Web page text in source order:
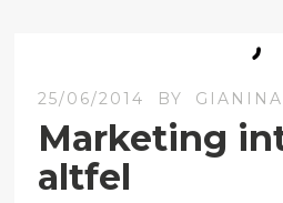
25/06/2014 BY
Marketing
altfel